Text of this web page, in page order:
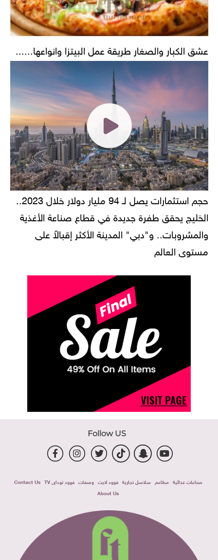
عشق الكبار والصغار طريقة عمل البيتزا وانواعها......
حجم استثمارات يصل لـ 94 مليار دولار خلال 2023..
الخليج يحقق طفرة جديدة في قطاع صناعة الأغذية
والمشروبات.. و"دبي" المدينة الأكثر إقبالاً على
مستوى العالم
Follow US
صناعات غذائية مطاعم سلاسل تجارية فوود لايت وصفات فوود توداى TV
Contact Us
About Us